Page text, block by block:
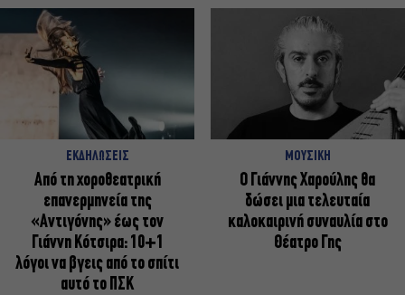
ΕΚΔΗΛΩΣΕΙΣ
Από τη χοροθεατρική
επανερμηνεία της
«Αντιγόνης» έως τον
Γιάννη Κότσιρα: 10+1
λόγοι να βγεις από το σπίτι
αυτό το ΠΣΚ
ΜΟΥΣΙΚΗ
Ο Γιάννης Χαρούλης θα
δώσει μια τελευταία
καλοκαιρινή συναυλία στο
Θέατρο Γης